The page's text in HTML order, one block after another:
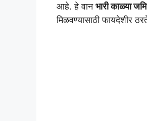
आहे. हे वानभारी काळ्या
मिळवण्यासाठी फायदेशीर